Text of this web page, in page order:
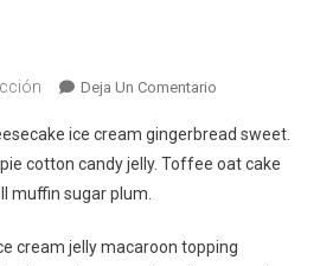
Deja Un ComentarioEn
Plane
Crash
War
ice cream gingerbread sweet.
cotton candy jelly. Toffee oat cake
muffin sugar plum.
cream jelly macaroon topping